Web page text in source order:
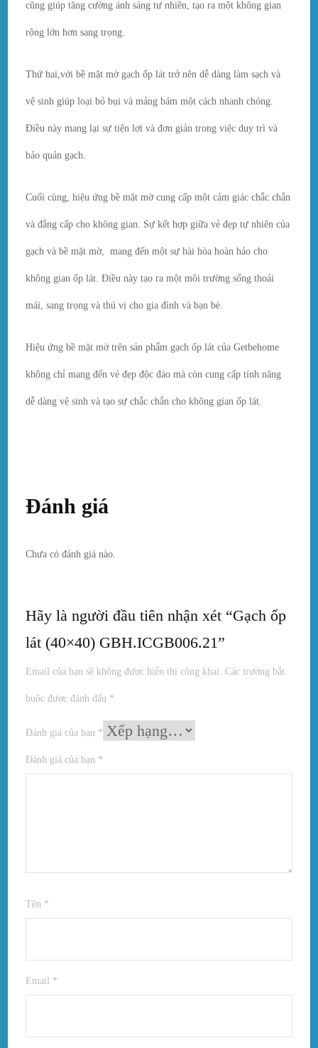
cũng giúp tăng cường ánh sáng tự nhiên, tạo ra một không gian
rộng lớn hơn sang trọng.
Thứ hai,với bề mặt mờ gạch ốp lát trở nên dễ dàng làm sạch và
vệ sinh giúp loại bỏ bụi và mảng bám một cách nhanh chóng.
Điều này mang lại sự tiện lợi và đơn giản trong việc duy trì và
bảo quản gạch.
Cuối cùng, hiệu ứng bề mặt mờ cung cấp một cảm giác chắc chắn
và đẳng cấp cho không gian. Sự kết hợp giữa vẻ đẹp tự nhiên của
gạch và bề mặt mờ, mang đến một sự hài hòa hoàn hảo cho
không gian ốp lát. Điều này tạo ra một môi trường sống thoải
mái, sang trọng và thú vị cho gia đình và bạn bè.
Hiệu ứng bề mặt mờ trên sản phẩm gạch ốp lát của Getbehome
không chỉ mang đến vẻ đẹp độc đáo mà còn cung cấp tính năng
dễ dàng vệ sinh và tạo sự chắc chắn cho không gian ốp lát.
Đánh giá
Chưa có đánh giá nào.
Hãy là người đầu tiên nhận xét “Gạch ốp
lát (40×40) GBH.ICGB006.21”
Email của bạn sẽ không được hiển thị công khai. Các trường bắt
buộc được đánh dấu *
Đánh giá của bạn *
Đánh giá của bạn *
Tên *
Email *